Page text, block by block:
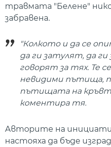
травмата "Белене"
забравена.
"Колкото и да се
да ги затулят, да ги
говорят за тях. Те
невидими пътища,
пътищата на
коментира тя.
Авторите на
настояха да бъде